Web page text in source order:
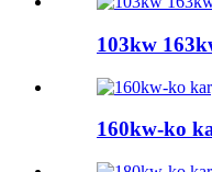
103kw
160kw-ko